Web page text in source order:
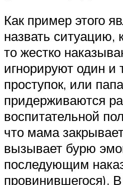
Как пример этого
назвать ситуацию,
то жестко
игнорируют один и
проступок, или
придерживаются
воспитательной
что мама
вызывает бурю
последующим
провинившегося).